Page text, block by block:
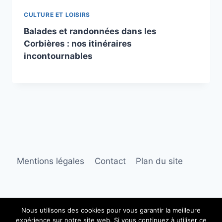
CULTURE ET LOISIRS
Balades et randonnées dans les
Corbières : nos itinéraires
incontournables
Mentions légales Contact Plan du site
Nous utilisons des cookies pour vous garantir la meilleure
expérience sur notre site web. Si vous continuez à utiliser ce